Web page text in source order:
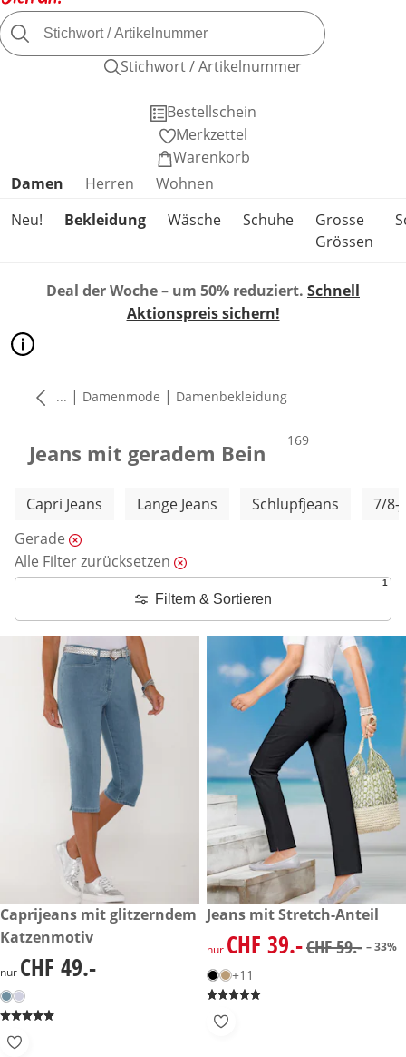
Stichwort / Artikelnummer
Bestellschein
Merkzettel
Warenkorb
Produktkategorien überspringen
Damen Herren
Wohnen
Neu!
Bekleidung Wäsche Schuhe
Grosse
Grössen
Deal der Woche– um 50% reduziert. Schnell
Aktionspreis sichern!
... | Damenmode | Damenbekleidung
Jeans mit geradem Bein Produkte
169
Weitere Kategorien überspringen
Capri Jeans Lange Jeans Schlupfjeans
7/8-
Gerade
Alle Filter zurücksetzen
Filtern & Sortieren
1
CHF 49.-
Caprijeans mit glitzerndem
Katzenmotiv
CHF 49.-
nur CHF 49.-
reduzierter Preis CHF 39.-,
-33%
Jeans mit Stretch-Anteil
reduzierter Preis CHF 39.-,
nur CHF 39.-CHF 59.- – 33%
+11